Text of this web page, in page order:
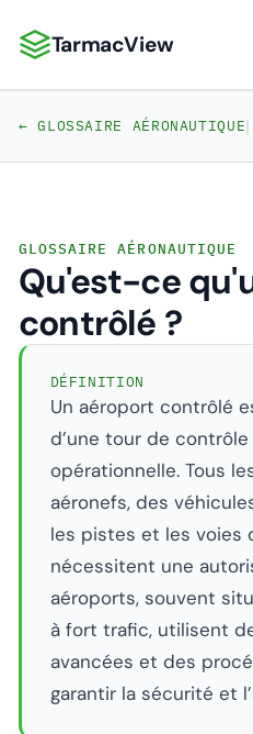
TarmacView : Analyses
TarmacView
← GLOSSAIRE AÉRONAUTIQUE|
GLOSSAIRE AÉRONAUTIQUE
Qu'est-ce
contrôlé ?
DÉFINITION
Un aéroport contrôlé
d’une tour de
opérationnelle. Tous
aéronefs, des
les pistes et les voies
nécessitent une
aéroports, souvent
à fort trafic, utilisent
avancées et des
garantir la sécurité et